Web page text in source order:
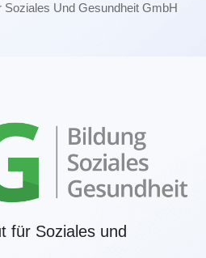
Soziales Und Gesundheit GmbH
für Soziales und